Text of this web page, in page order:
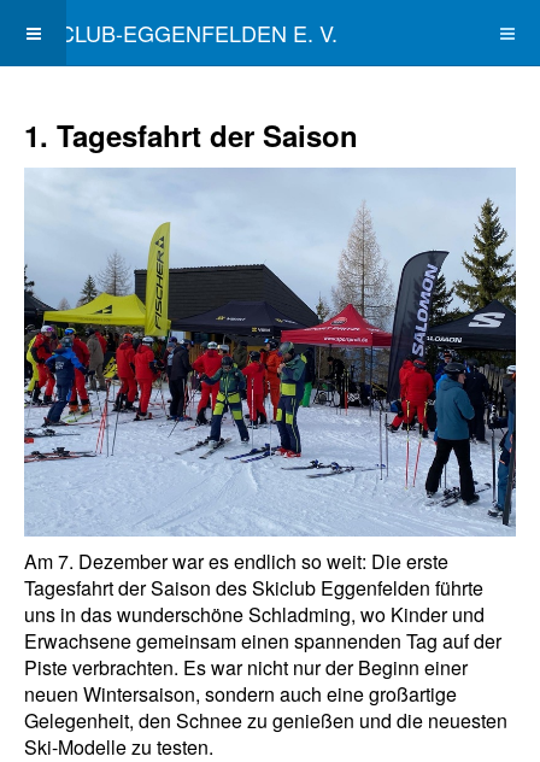
SKICLUB-EGGENFELDEN E. V.
1. Tagesfahrt der Saison
Am 7. Dezember war es endlich so weit: Die erste
Tagesfahrt der Saison des Skiclub Eggenfelden führte
uns in das wunderschöne Schladming, wo Kinder und
Erwachsene gemeinsam einen spannenden Tag auf der
Piste verbrachten. Es war nicht nur der Beginn einer
neuen Wintersaison, sondern auch eine großartige
Gelegenheit, den Schnee zu genießen und die neuesten
Ski-Modelle zu testen.